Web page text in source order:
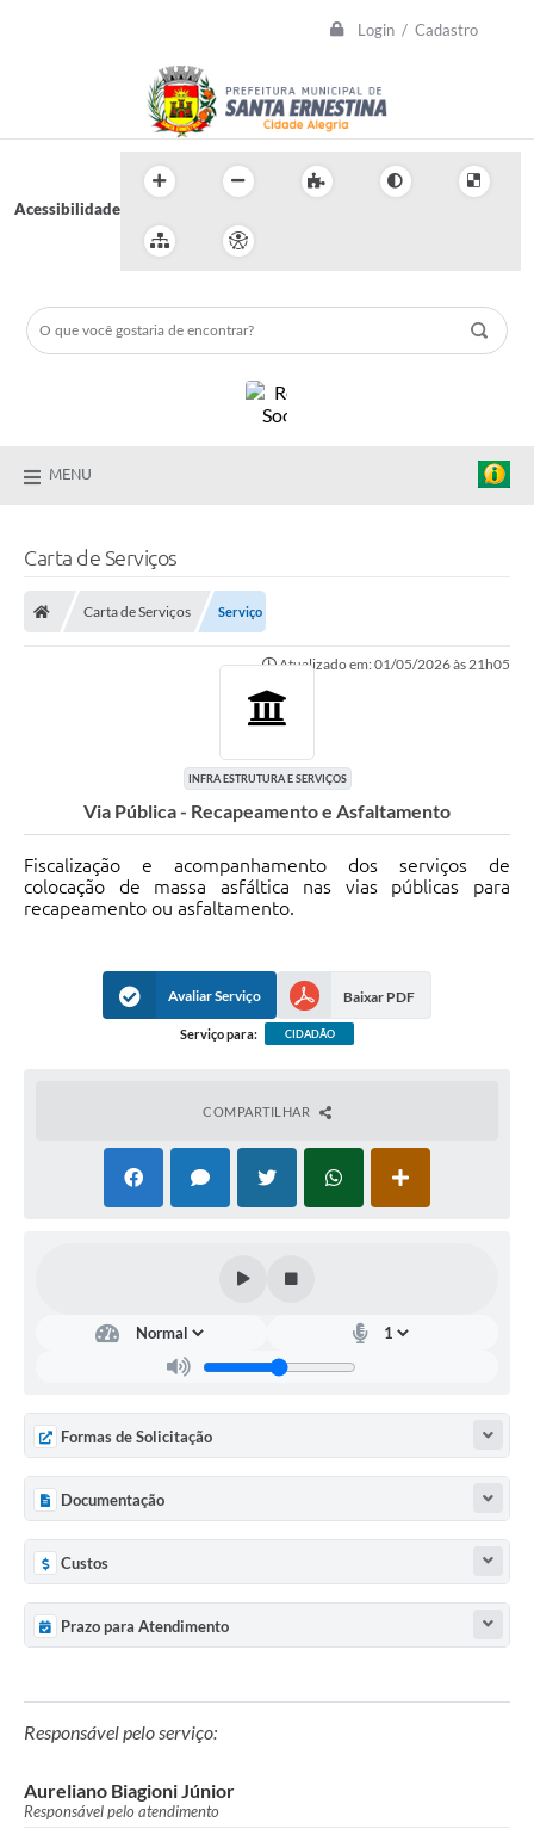
Login / Cadastro
Acessibilidade
MENU
Carta de Serviços
Carta de Serviços Serviço
Atualizado em: 01/05/2026 às 21h05
INFRA ESTRUTURA E SERVIÇOS
Via Pública - Recapeamento e Asfaltamento
Fiscalização e acompanhamento dos serviços de
colocação de massa asfáltica nas vias públicas para
recapeamento ou asfaltamento.
Avaliar Serviço Baixar PDF
Serviço para: CIDADÃO
COMPARTILHAR
Formas de Solicitação
Documentação
Custos
Prazo para Atendimento
Responsável pelo serviço:
Aureliano Biagioni Júnior
Responsável pelo atendimento